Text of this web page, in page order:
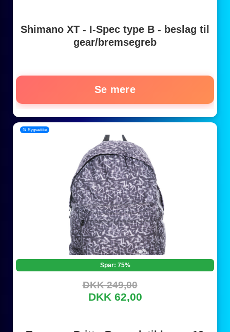
Shimano XT - I-Spec type B - beslag til
gear/bremsegreb
Se mere
📂 Rygsække
Spar: 75%
DKK 249,00
DKK 62,00